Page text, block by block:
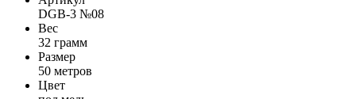
DGB-3 №08
Вес
32 грамм
Размер
50 метров
Цвет